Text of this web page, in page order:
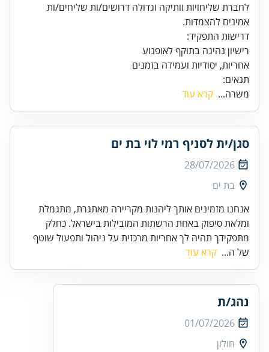
לחברת שליחויות וותיקה וגדולה דרושים/ות שליחים/ות
אמינים להצמדות.
אחריות, יסודיות ועמידה בזמנים
תנאים:
משרה... קרא עוד
סגן/ית לסניף רמי לוי בת ים
28/07/2026
בת ים
אנחנו מזמינים אותך ליהנות מקריירה מאתגרת, מתגמלת
ומלאת סיפוק באחת הרשתות המובילות בישראל. כחלק
מתפקידך תהיה לך אחריות מרכזית על ניהול ותפעול שוטף
של ה... קרא עוד
נהג/ת
01/07/2026
חולון